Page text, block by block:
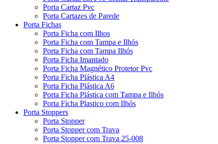
Porta Cartaz Pvc
Porta Cartazes de Parede
Porta Fichas
Porta Ficha com Ilhos
Porta Ficha com Tampa e Ilhós
Porta Ficha com Tampa Ilhós
Porta Ficha Imantado
Porta Ficha Magnético Protetor Pvc
Porta Ficha Plástica A4
Porta Ficha Plástica A6
Porta Ficha Plástica com Tampa e Ilhós
Porta Ficha Plastico com Ilhós
Porta Stoppers
Porta Stopper
Porta Stopper com Trava
Porta Stopper com Trava 25-008